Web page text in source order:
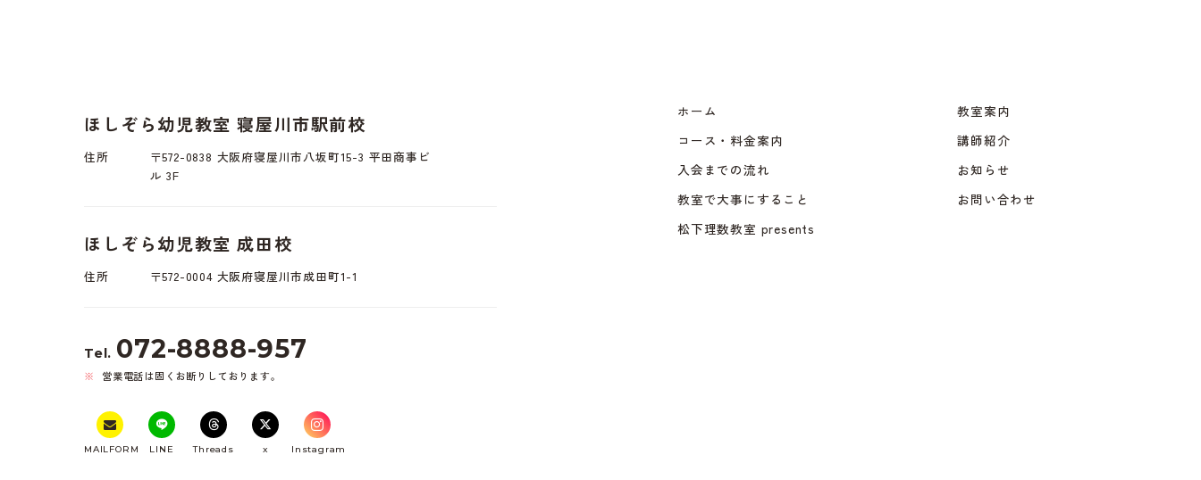
ほしぞら幼児教室 寝屋川市駅前校
住所
〒572-0838 大阪府寝屋川市八坂町15-3 平田商事ビ
ル 3F
ほしぞら幼児教室 成田校
住所 〒572-0004 大阪府寝屋川市成田町1-1
Tel. 072-8888-957
営業電話は固くお断りしております。
MAILFORM LINE Threads x Instagram
ホーム
コース・料金案内
入会までの流れ
教室で大事にすること
松下理数教室 presents
教室案内
講師紹介
お知らせ
お問い合わせ